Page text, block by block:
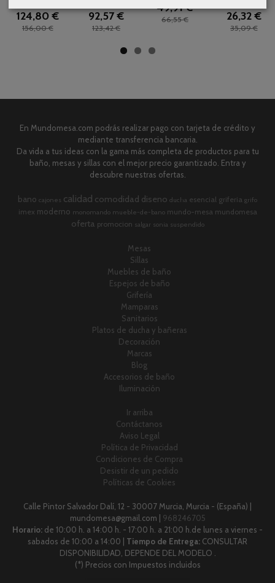
124,80 €
156,00 €
92,57 €
123,42 €
49,91 €
66,55 € 26,32 €
35,09 €
En Mundomesa.com podrás realizar pago con tarjeta de crédito y
mediante transferencia bancaria.
Da vida a tus ideas con la gama más completa de productos para tu
baño, mesas y sillas con el mejor precio garantizado. Entra y
descubre nuestras ofertas.
bano cajones calidad comodidad diseno ducha esencial griferia grifo
imex moderno monomando mueble-de-bano mundo-mesa mundomesa
oferta promocion salgar sonia suspendido
Mesas
Sillas
Muebles de baño
Espejos de baño
Grifería
Mamparas
Sanitarios
Platos de ducha y bañeras
Decoración
Marcas
Blog
Accesorios de baño
Iluminación
Ir arriba
Contáctanos
Aviso Legal
Política de Privacidad
Condiciones de Compra
Desistir de un pedido
Políticas de Cookies
Calle Pintor Salvador Dalí, 12 - 30007 Murcia, Murcia - (España) |
mundomesa@gmail.com | 968246705
Horario: de 10:00 h. a 14:00 h. - 17:00 h. a 21:00 h.de lunes a viernes -
sabados de 10:00 a 14:00 | Tiempo de Entrega: CONSULTAR
DISPONIBILIDAD, DEPENDE DEL MODELO .
(*) Precios con Impuestos incluidos